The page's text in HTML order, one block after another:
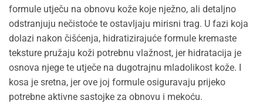
formule utječu na obnovu kože koje nježno, ali detaljno
odstranjuju nečistoće te ostavljaju mirisni trag. U fazi koja
dolazi nakon čišćenja, hidratizirajuće formule kremaste
teksture pružaju koži potrebnu vlažnost, jer hidratacija je
osnova njege te utječe na dugotrajnu mladolikost kože. I
kosa je sretna, jer ove joj formule osiguravaju prijeko
potrebne aktivne sastojke za obnovu i mekoću.